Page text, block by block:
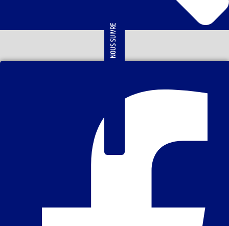
NOUS SUIVRE